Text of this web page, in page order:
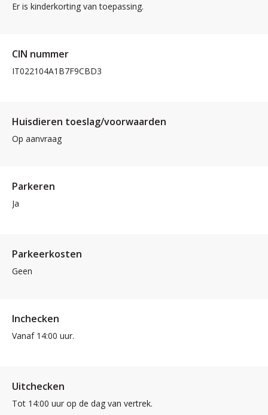
Er is kinderkorting van toepassing.
CIN nummer
IT022104A1B7F9CBD3
Huisdieren toeslag/voorwaarden
Op aanvraag
Parkeren
Ja
Parkeerkosten
Geen
Inchecken
Vanaf 14:00 uur.
Uitchecken
Tot 14:00 uur op de dag van vertrek.